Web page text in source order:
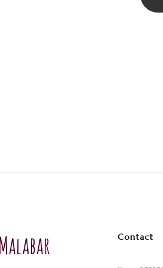
Contact